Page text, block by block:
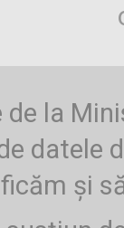
la
datele
și